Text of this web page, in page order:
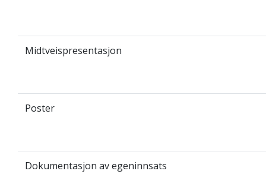
Midtveispresentasjon
Poster
Dokumentasjon av egeninnsats